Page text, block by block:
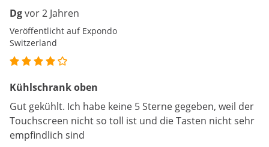
Dgvor 2 Jahren
Veröffentlicht auf Expondo
Switzerland
Kühlschrank oben
Gut gekühlt. Ich habe keine 5 Sterne gegeben, weil der
Touchscreen nicht so toll ist und die Tasten nicht sehr
empfindlich sind